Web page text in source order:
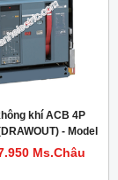
khí ACB 4P
- Model
Ms.Châu